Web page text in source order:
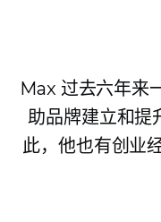
Max 过去六年来
助品牌建立和提
此，他也有创业